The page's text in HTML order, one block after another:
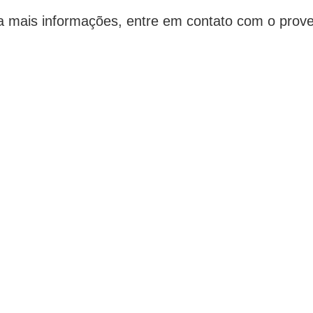
mais informações, entre em contato com o